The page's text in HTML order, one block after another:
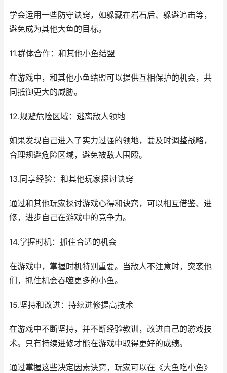
学会运用一些防守诀窍，如躲藏在岩石后、躲避追击等，
避免成为其他大鱼的目标。
11.群体合作：和其他小鱼结盟
在游戏中，和其他小鱼结盟可以提供互相保护的机会，共
同抵御更大的威胁。
12.规避危险区域：逃离敌人领地
如果发现自己进入了实力过强的领地，要及时调整战略，
合理规避危险区域，避免被敌人围殴。
13.同享经验：和其他玩家探讨诀窍
通过和其他玩家探讨游戏心得和诀窍，可以相互借鉴、进
修，进步自己在游戏中的竞争力。
14.掌握时机：抓住合适的机会
在游戏中，掌握时机特别重要。当敌人不注意时，突袭他
们，抓住机会吞噬更多的小鱼。
15.坚持和改进：持续进修提高技术
在游戏中不断坚持，并不断经验教训，改进自己的游戏技
术。只有持续进修才能在游戏中取得更好的成绩。
通过掌握这些决定因素诀窍，玩家可以在《大鱼吃小鱼》